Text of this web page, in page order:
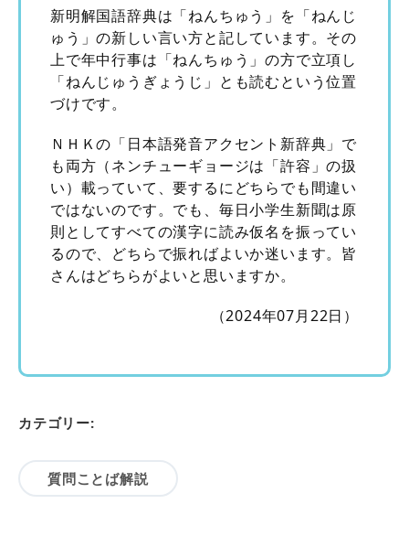
新明解国語辞典は「ねんちゅう」を「ねんじ
ゅう」の新しい言い方と記しています。その
上で年中行事は「ねんちゅう」の方で立項し
「ねんじゅうぎょうじ」とも読むという位置
づけです。
ＮＨＫの「日本語発音アクセント新辞典」で
も両方（ネンチューギョージは「許容」の扱
い）載っていて、要するにどちらでも間違い
ではないのです。でも、毎日小学生新聞は原
則としてすべての漢字に読み仮名を振ってい
るので、どちらで振ればよいか迷います。皆
さんはどちらがよいと思いますか。
（2024年07月22日）
カテゴリー:
質問ことば解説